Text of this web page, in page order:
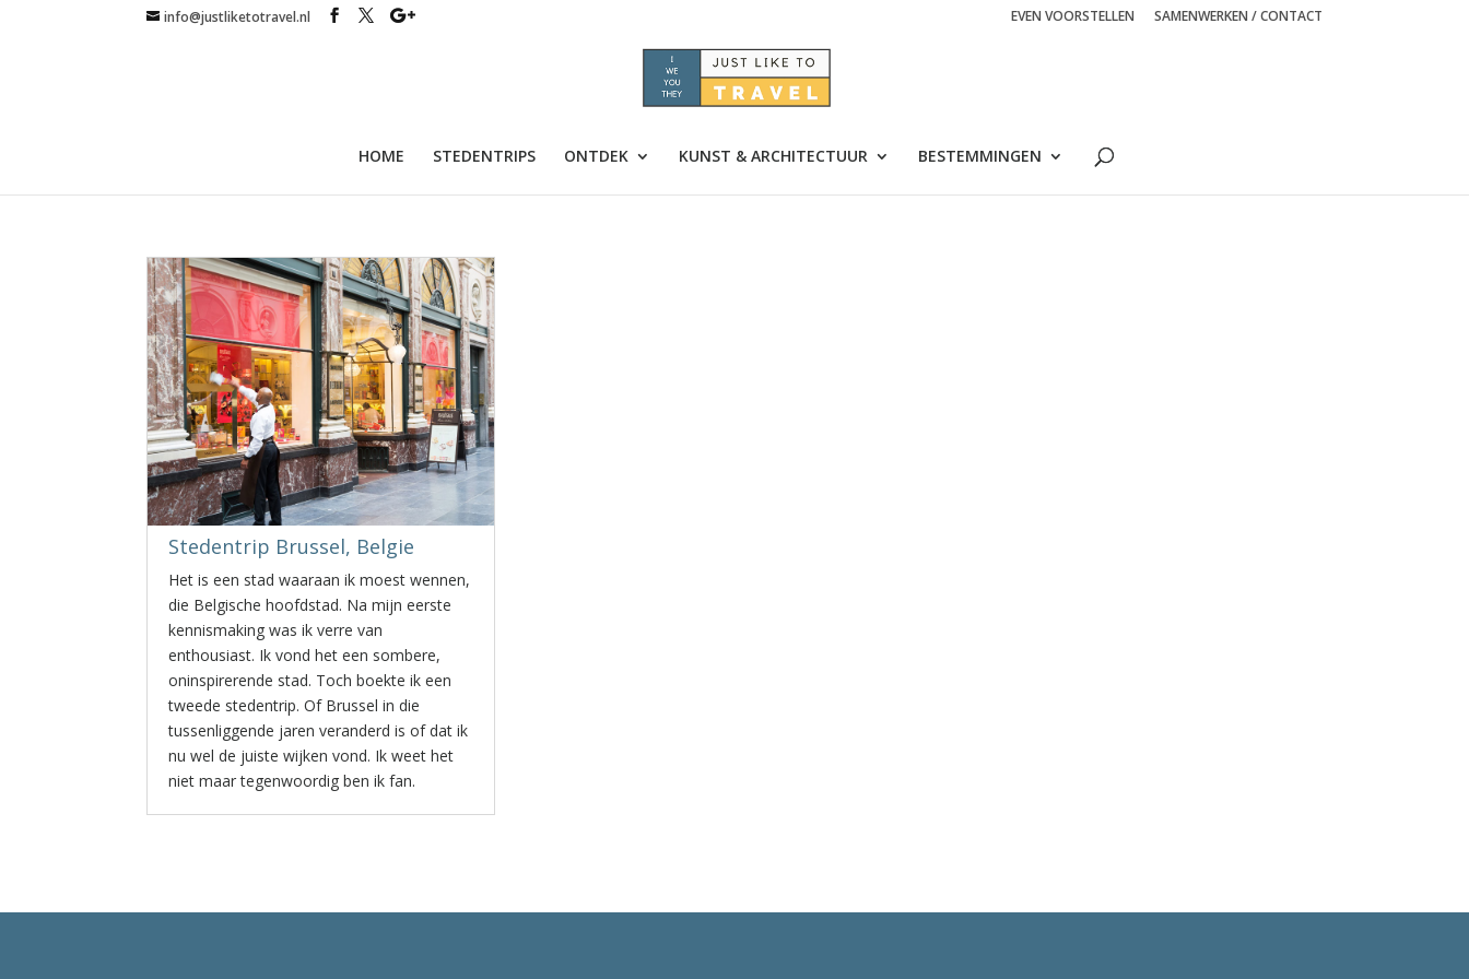
info@justliketotravel.nl EVEN VOORSTELLEN SAMENWERKEN / CONTACT
HOME STEDENTRIPS ONTDEK KUNST & ARCHITECTUUR BESTEMMINGEN
Stedentrip Brussel, Belgie
Het is een stad waaraan ik moest wennen,
die Belgische hoofdstad. Na mijn eerste
kennismaking was ik verre van
enthousiast. Ik vond het een sombere,
oninspirerende stad. Toch boekte ik een
tweede stedentrip. Of Brussel in die
tussenliggende jaren veranderd is of dat ik
nu wel de juiste wijken vond. Ik weet het
niet maar tegenwoordig ben ik fan.